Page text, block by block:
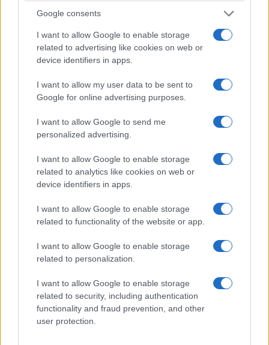
Google consents
I want to allow Google to enable storage
related to advertising like cookies on web or
device identifiers in apps.
I want to allow my user data to be sent to
Google for online advertising purposes.
I want to allow Google to send me
personalized advertising.
I want to allow Google to enable storage
related to analytics like cookies on web or
device identifiers in apps.
I want to allow Google to enable storage
related to functionality of the website or app.
I want to allow Google to enable storage
related to personalization.
I want to allow Google to enable storage
related to security, including authentication
functionality and fraud prevention, and other
user protection.
ΕΚΔΗΛΩΣΕΙΣ
«Αμισός 2026»: Η Νέα Σαμψούντα Πρέβεζας
ταξιδεύει στον Πόντο με μουσική και χορό
Η Καλαμαριά ετοιμάζεται να χορέψει στους
ρυθμούς του Πόντου: Διήμερο πανηγύρι με λύρα,
τραγούδι και μεγάλο γλέντι
31/07/2026 - 12:40μμ